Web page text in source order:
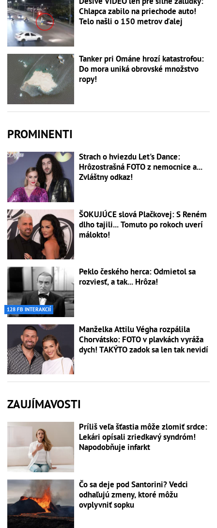
Chlapca zabilo na priechode auto!
Telo našli o 150 metrov ďalej
Tanker pri Ománe hrozí katastrofou:
Do mora uniká obrovské množstvo
ropy!
PROMINENTI
Strach o hviezdu Let's Dance:
Hrôzostrašná FOTO z nemocnice a...
Zvláštny odkaz!
ŠOKUJÚCE slová Plačkovej: S Reném
dlho tajili... Tomuto po rokoch uverí
málokto!
128 FB INTERAKCIÍ
Peklo českého herca: Odmietol sa
rozviesť, a tak... Hrôza!
Manželka Attilu Végha rozpálila
Chorvátsko: FOTO v plavkách vyráža
dych! TAKÝTO zadok sa len tak nevidí
ZAUJÍMAVOSTI
Príliš veľa šťastia môže zlomiť srdce:
Lekári opísali zriedkavý syndróm!
Napodobňuje infarkt
Čo sa deje pod Santorini? Vedci
odhaľujú zmeny, ktoré môžu
ovplyvniť sopku